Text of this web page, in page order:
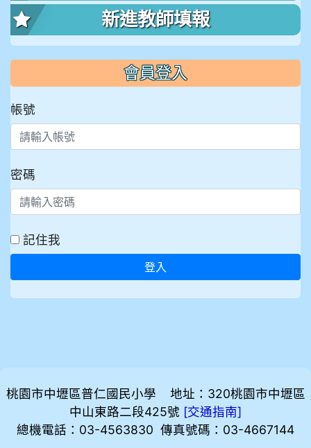
新進教師填報
會員登入
帳號
密碼
記住我
登入
桃園市中壢區普仁國民小學 地址：320桃園市中壢區
中山東路二段425號 [交通指南]
總機電話：03-4563830 傳真號碼：03-4667144